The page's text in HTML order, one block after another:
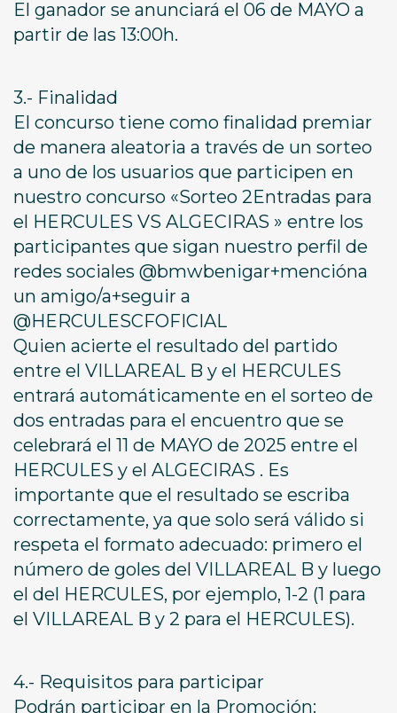
El ganador se anunciará el 06 de MAYO a
partir de las 13:00h.
3.- Finalidad
El concurso tiene como finalidad premiar
de manera aleatoria a través de un sorteo
a uno de los usuarios que participen en
nuestro concurso «Sorteo 2Entradas para
el HERCULES VS ALGECIRAS » entre los
participantes que sigan nuestro perfil de
redes sociales @bmwbenigar+mencióna
un amigo/a+seguir a
@HERCULESCFOFICIAL
Quien acierte el resultado del partido
entre el VILLAREAL B y el HERCULES
entrará automáticamente en el sorteo de
dos entradas para el encuentro que se
celebrará el 11 de MAYO de 2025 entre el
HERCULES y el ALGECIRAS . Es
importante que el resultado se escriba
correctamente, ya que solo será válido si
respeta el formato adecuado: primero el
número de goles del VILLAREAL B y luego
el del HERCULES, por ejemplo, 1-2 (1 para
el VILLAREAL B y 2 para el HERCULES).
4.- Requisitos para participar
Podrán participar en la Promoción: